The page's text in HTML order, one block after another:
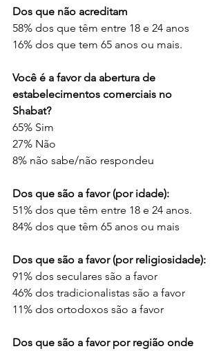
Dos que não acreditam
58% dos que têm entre 18 e 24 anos
16% dos que tem 65 anos ou mais.
Você é a favor da abertura de
estabelecimentos comerciais no
Shabat?
65% Sim
27% Não
8% não sabe/não respondeu
Dos que são a favor (por idade):
51% dos que têm entre 18 e 24 anos.
84% dos que têm 65 anos ou mais
Dos que são a favor (por religiosidade):
91% dos seculares são a favor
46% dos tradicionalistas são a favor
11% dos ortodoxos são a favor
Dos que são a favor por região onde